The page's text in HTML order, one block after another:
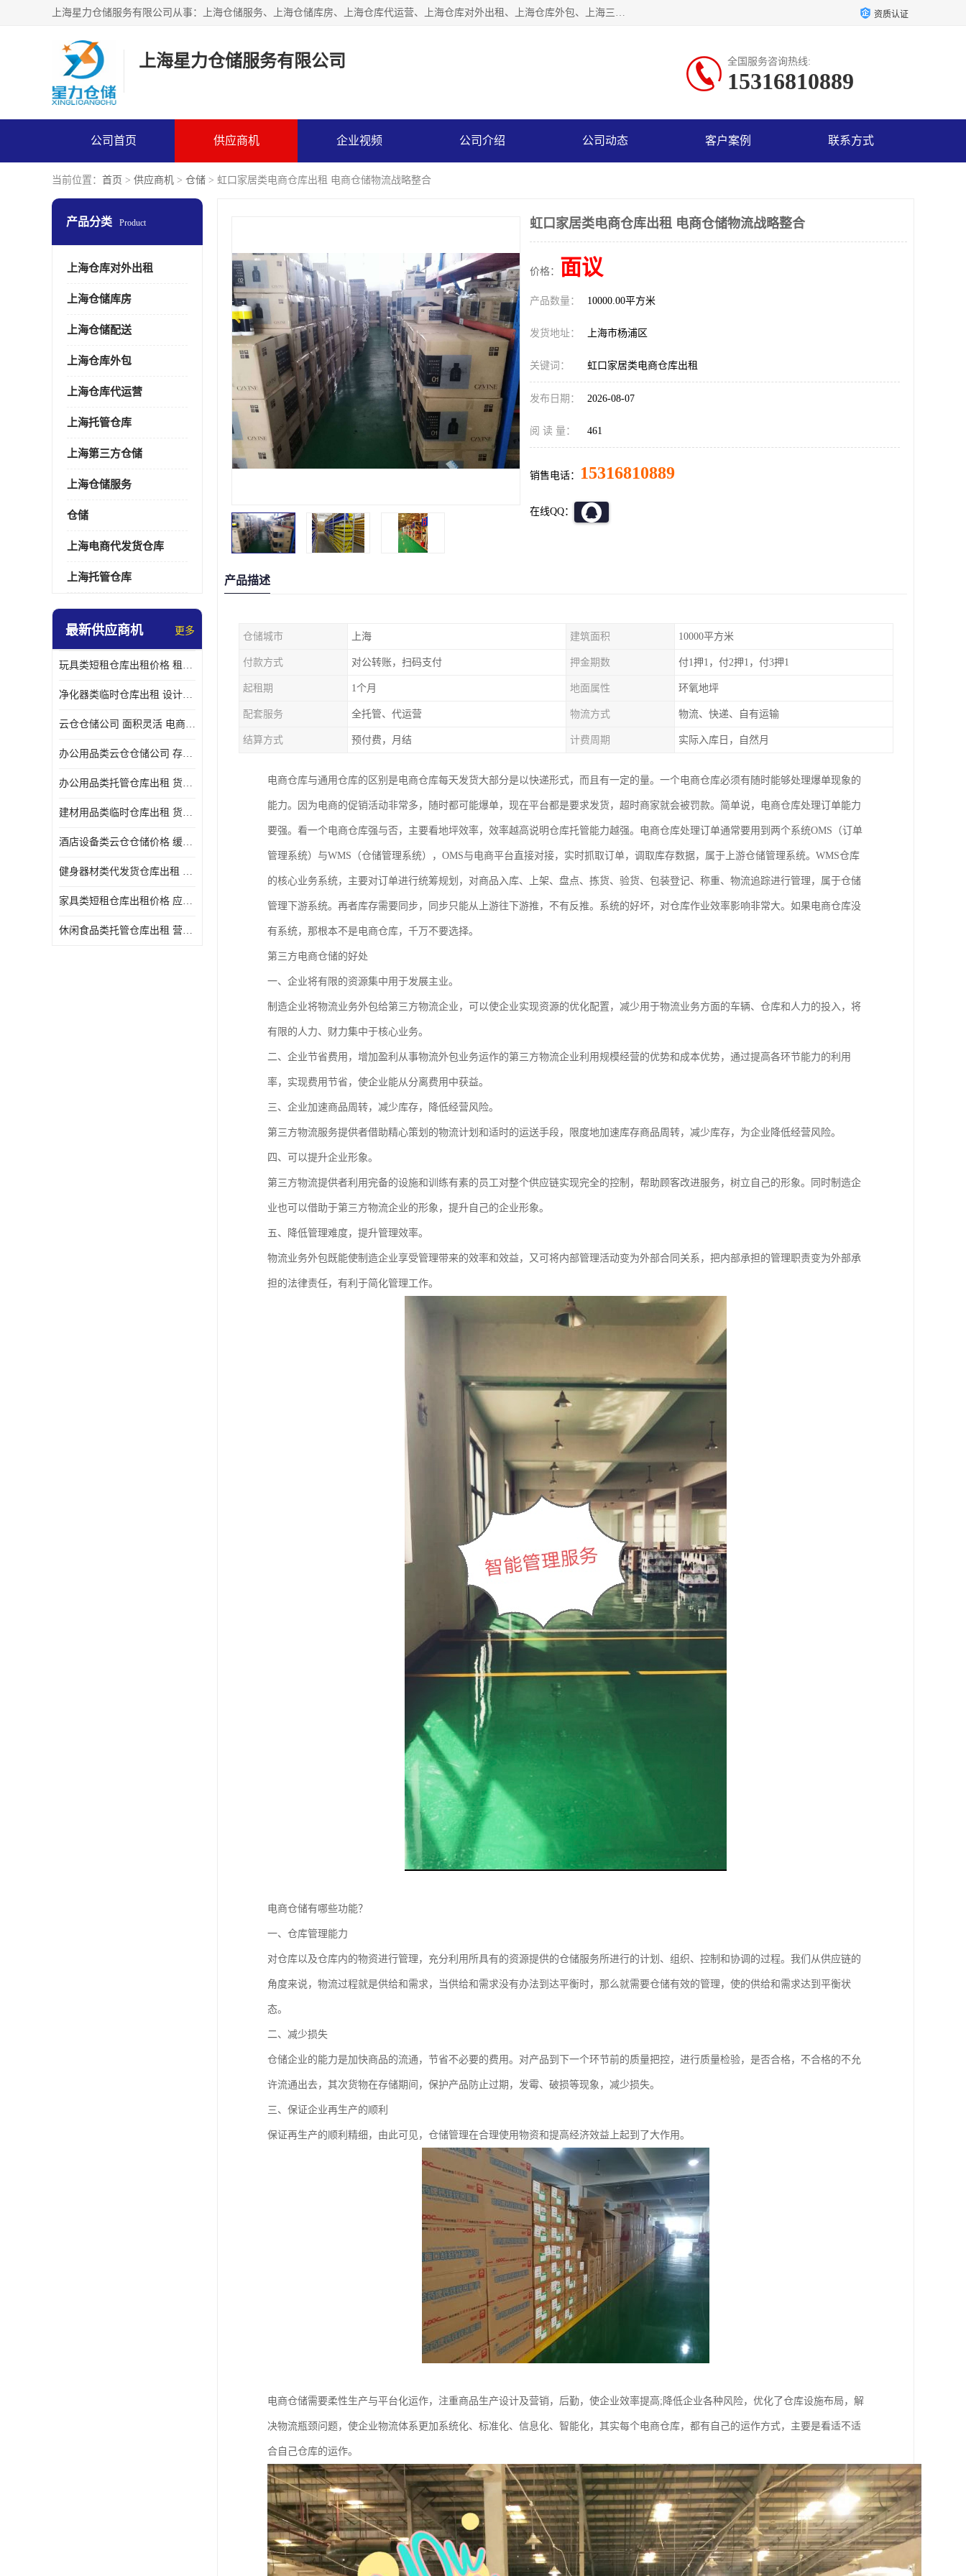
上海星力仓储服务有限公司从事：上海仓储服务、上海仓储库房、上海仓库代运营、上海仓库对外出租、上海仓库外包、上海三方仓储、上海电商仓储代发、上海电商代发货仓库、上海托管仓库、上海仓储配送。上海星力仓储服务有限公司现在拥有100个分仓、10万余平方的标准库房，精炼员工几百名，与几千家客户合作，公司已跻身上海仓储行业前列。欢迎来电咨询！ 资质认证
上海星力仓储服务有限公司 全国服务咨询热线:
15316810889
公司首页 供应商机 企业视频 公司介绍 公司动态 客户案例 联系方式
当前位置： 首页 > 供应商机 > 仓储 > 虹口家居类电商仓库出租 电商仓储物流战略整合
产品分类 Product
上海仓库对外出租
上海仓储库房
上海仓储配送
上海仓库外包
上海仓库代运营
上海托管仓库
上海第三方仓储
上海仓储服务
仓储
上海电商代发货仓库
上海托管仓库
最新供应商机 更多
玩具类短租仓库出租价格 租期灵活 智能电商配套
净化器类临时仓库出租 设计简单 电商仓储物流战略合作
云仓仓储公司 面积灵活 电商仓储物流战略合作
办公用品类云仓仓储公司 存货周转很快 电商仓储物流战略整合
办公用品类托管仓库出租 货物装卸方便 电商仓储物流战略合作
建材用品类临时仓库出租 货物装卸方便 仓储供应链配套
酒店设备类云仓仓储价格 缓解企业储存压力 智能电商配套
健身器材类代发货仓库出租 租期灵活 新媒体平台配套
家具类短租仓库出租价格 应用广泛 智能电商配套
休闲食品类托管仓库出租 营造良好环境氛围 垂直电商配套
虹口家居类电商仓库出租 电商仓储物流战略整合
价格： 面议
产品数量： 10000.00平方米
发货地址： 上海市杨浦区
关键词： 虹口家居类电商仓库出租
发布日期： 2026-08-07
阅 读 量： 461
销售电话： 15316810889
在线QQ：
产品描述
仓储城市 上海 建筑面积 10000平方米
付款方式 对公转账，扫码支付 押金期数 付1押1，付2押1，付3押1
起租期 1个月 地面属性 环氧地坪
配套服务 全托管、代运营 物流方式 物流、快递、自有运输
结算方式 预付费，月结 计费周期 实际入库日，自然月
电商仓库与通用仓库的区别是电商仓库每天发货大部分是以快递形式，而且有一定的量。一个电商仓库必须有随时能够处理爆单现象的
能力。因为电商的促销活动非常多，随时都可能爆单，现在平台都是要求发货，超时商家就会被罚款。简单说，电商仓库处理订单能力
要强。看一个电商仓库强与否，主要看地坪效率，效率越高说明仓库托管能力越强。电商仓库处理订单通常要用到两个系统OMS（订单
管理系统）与WMS（仓储管理系统），OMS与电商平台直接对接，实时抓取订单，调取库存数据，属于上游仓储管理系统。WMS仓库
的核心业务系统，主要对订单进行统筹规划，对商品入库、上架、盘点、拣货、验货、包装登记、称重、物流追踪进行管理，属于仓储
管理下游系统。再者库存需要同步，同步只能从上游往下游推，不有反推。系统的好坏，对仓库作业效率影响非常大。如果电商仓库没
有系统，那根本不是电商仓库，千万不要选择。
第三方电商仓储的好处
一、企业将有限的资源集中用于发展主业。
制造企业将物流业务外包给第三方物流企业，可以使企业实现资源的优化配置，减少用于物流业务方面的车辆、仓库和人力的投入，将
有限的人力、财力集中于核心业务。
二、企业节省费用，增加盈利从事物流外包业务运作的第三方物流企业利用规模经营的优势和成本优势，通过提高各环节能力的利用
率，实现费用节省，使企业能从分离费用中获益。
三、企业加速商品周转，减少库存，降低经营风险。
第三方物流服务提供者借助精心策划的物流计划和适时的运送手段，限度地加速库存商品周转，减少库存，为企业降低经营风险。
四、可以提升企业形象。
第三方物流提供者利用完备的设施和训练有素的员工对整个供应链实现完全的控制，帮助顾客改进服务，树立自己的形象。同时制造企
业也可以借助于第三方物流企业的形象，提升自己的企业形象。
五、降低管理难度，提升管理效率。
物流业务外包既能使制造企业享受管理带来的效率和效益，又可将内部管理活动变为外部合同关系，把内部承担的管理职责变为外部承
担的法律责任，有利于简化管理工作。
电商仓储有哪些功能？
一、仓库管理能力
对仓库以及仓库内的物资进行管理，充分利用所具有的资源提供的仓储服务所进行的计划、组织、控制和协调的过程。我们从供应链的
角度来说，物流过程就是供给和需求，当供给和需求没有办法到达平衡时，那么就需要仓储有效的管理，使的供给和需求达到平衡状
态。
二、减少损失
仓储企业的能力是加快商品的流通，节省不必要的费用。对产品到下一个环节前的质量把控，进行质量检验，是否合格，不合格的不允
许流通出去，其次货物在存储期间，保护产品防止过期，发霉、破损等现象，减少损失。
三、保证企业再生产的顺利
保证再生产的顺利精细，由此可见，仓储管理在合理使用物资和提高经济效益上起到了大作用。
电商仓储需要柔性生产与平台化运作，注重商品生产设计及营销，后勤，使企业效率提高;降低企业各种风险，优化了仓库设施布局，解
决物流瓶颈问题，使企业物流体系更加系统化、标准化、信息化、智能化，其实每个电商仓库，都有自己的运作方式，主要是看适不适
合自己仓库的运作。